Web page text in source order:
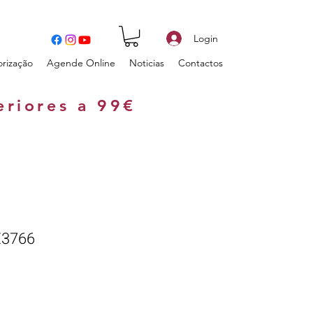
Login
Agende Online Noticias Contactos
a 99€